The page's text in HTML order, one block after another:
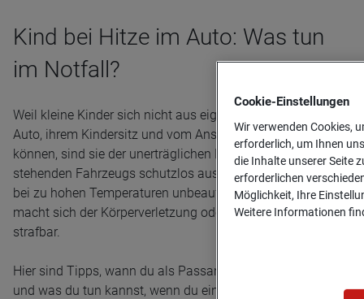
Kind bei Hitze im Auto: Was tun
im Notfall?
Weil kleine Kinder sich nicht aus eigener Kraft aus dem
Auto, ihrem Kindersitz und vom Anschnallgurt befreien
können, sind sie der unerträglichen Hitze eines in der Sonne
stehenden Fahrzeugs schutzlos ausgeliefert. Wer sein Kind
bei zu hohen Temperaturen unbeaufsichtigt im Auto lässt,
macht sich der Körperverletzung oder Kindesmisshandlung
strafbar.
Hier sind Tipps, wann du als Passant eingreifen solltest
und was du tun kannst, wenn du ein unbeaufsichtigtes
Cookie-­Einstellungen
Wir verwenden Cookies,
erforderlich, um Ihnen
die Inhalte unserer Seite
erforderlichen
Möglichkeit, Ihre
Weitere Informationen